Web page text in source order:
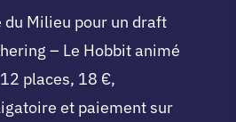
du Milieu pour un draft
– Le Hobbit animé
places, 18 €,
et paiement sur